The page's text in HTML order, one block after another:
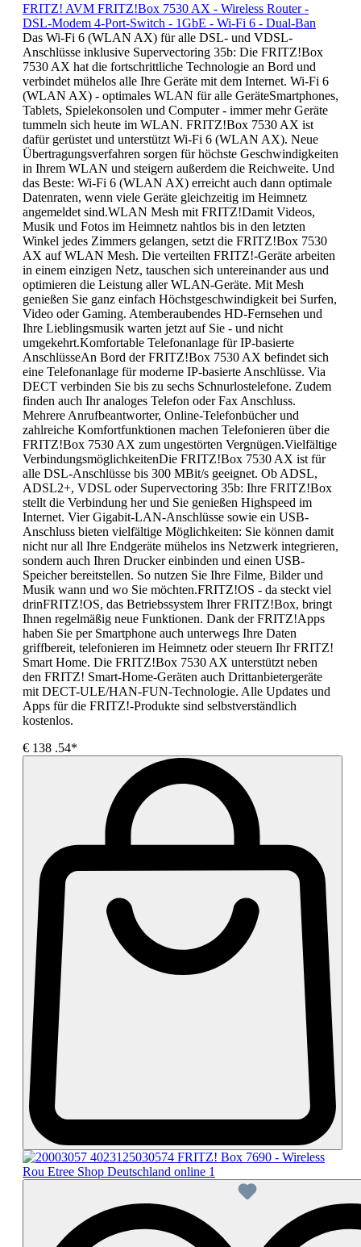
FRITZ! AVM FRITZ!Box 7530 AX - Wireless Router -
DSL-Modem 4-Port-Switch - 1GbE - Wi-Fi 6 - Dual-Ban
Das Wi-Fi 6 (WLAN AX) für alle DSL- und VDSL-
Anschlüsse inklusive Supervectoring 35b: Die FRITZ!Box
7530 AX hat die fortschrittliche Technologie an Bord und
verbindet mühelos alle Ihre Geräte mit dem Internet. Wi-Fi 6
(WLAN AX) - optimales WLAN für alle GeräteSmartphones,
Tablets, Spielekonsolen und Computer - immer mehr Geräte
tummeln sich heute im WLAN. FRITZ!Box 7530 AX ist
dafür gerüstet und unterstützt Wi-Fi 6 (WLAN AX). Neue
Übertragungsverfahren sorgen für höchste Geschwindigkeiten
in Ihrem WLAN und steigern außerdem die Reichweite. Und
das Beste: Wi-Fi 6 (WLAN AX) erreicht auch dann optimale
Datenraten, wenn viele Geräte gleichzeitig im Heimnetz
angemeldet sind.WLAN Mesh mit FRITZ!Damit Videos,
Musik und Fotos im Heimnetz nahtlos bis in den letzten
Winkel jedes Zimmers gelangen, setzt die FRITZ!Box 7530
AX auf WLAN Mesh. Die verteilten FRITZ!-Geräte arbeiten
in einem einzigen Netz, tauschen sich untereinander aus und
optimieren die Leistung aller WLAN-Geräte. Mit Mesh
genießen Sie ganz einfach Höchstgeschwindigkeit bei Surfen,
Video oder Gaming. Atemberaubendes HD-Fernsehen und
Ihre Lieblingsmusik warten jetzt auf Sie - und nicht
umgekehrt.Komfortable Telefonanlage für IP-basierte
AnschlüsseAn Bord der FRITZ!Box 7530 AX befindet sich
eine Telefonanlage für moderne IP-basierte Anschlüsse. Via
DECT verbinden Sie bis zu sechs Schnurlostelefone. Zudem
finden auch Ihr analoges Telefon oder Fax Anschluss.
Mehrere Anrufbeantworter, Online-Telefonbücher und
zahlreiche Komfortfunktionen machen Telefonieren über die
FRITZ!Box 7530 AX zum ungestörten Vergnügen.Vielfältige
VerbindungsmöglichkeitenDie FRITZ!Box 7530 AX ist für
alle DSL-Anschlüsse bis 300 MBit/s geeignet. Ob ADSL,
ADSL2+, VDSL oder Supervectoring 35b: Ihre FRITZ!Box
stellt die Verbindung her und Sie genießen Highspeed im
Internet. Vier Gigabit-LAN-Anschlüsse sowie ein USB-
Anschluss bieten vielfältige Möglichkeiten: Sie können damit
nicht nur all Ihre Endgeräte mühelos ins Netzwerk integrieren,
sondern auch Ihren Drucker einbinden und einen USB-
Speicher bereitstellen. So nutzen Sie Ihre Filme, Bilder und
Musik wann und wo Sie möchten.FRITZ!OS - da steckt viel
drinFRITZ!OS, das Betriebssystem Ihrer FRITZ!Box, bringt
Ihnen regelmäßig neue Funktionen. Dank der FRITZ!Apps
haben Sie per Smartphone auch unterwegs Ihre Daten
griffbereit, telefonieren im Heimnetz oder steuern Ihr FRITZ!
Smart Home. Die FRITZ!Box 7530 AX unterstützt neben
den FRITZ! Smart-Home-Geräten auch Drittanbietergeräte
mit DECT-ULE/HAN-FUN-Technologie. Alle Updates und
Apps für die FRITZ!-Produkte sind selbstverständlich
kostenlos.
€ 138 .54*